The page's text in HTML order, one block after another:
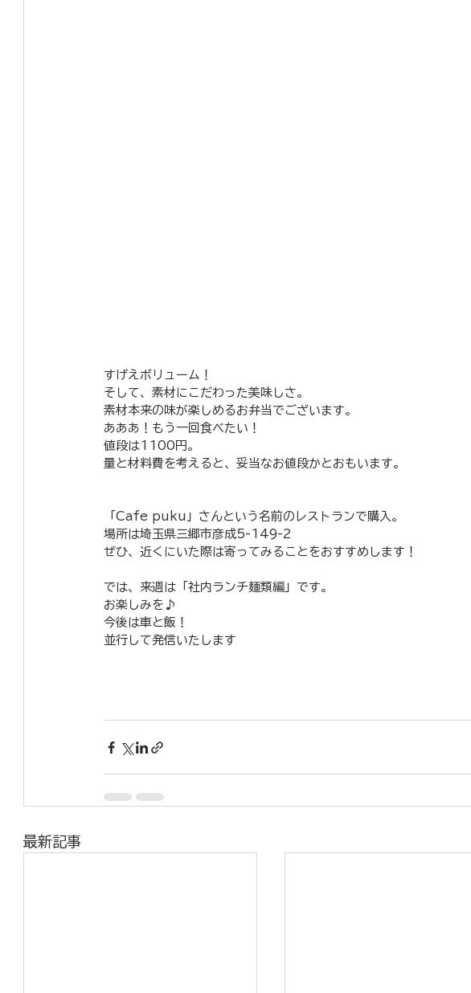
すげえボリューム！
そして、素材にこだわった美味しさ。
素材本来の味が楽しめるお弁当でございます。
あああ！もう一回食べたい！
値段は1100円。
量と材料費を考えると、妥当なお値段かとおもいます。
「Cafe puku」さんという名前のレストランで購入。
場所は埼玉県三郷市彦成5-149-2
ぜひ、近くにいた際は寄ってみることをおすすめします！
では、来週は「社内ランチ麺類編」です。
お楽しみを♪
今後は車と飯！
並行して発信いたします
最新記事